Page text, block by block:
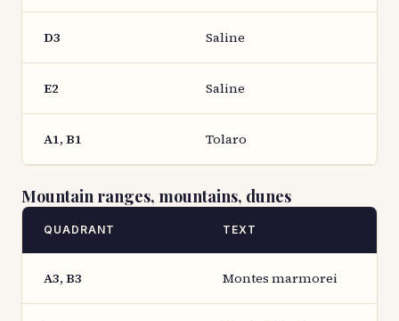
D3 Saline
E2 Saline
A1, B1 Tolaro
Mountain ranges, mountains, dunes
QUADRANT TEXT
A3, B3 Montes marmorei